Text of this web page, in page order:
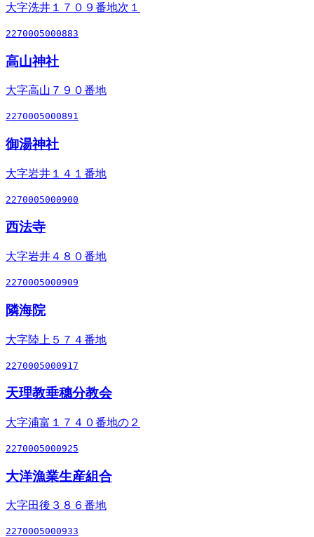
大字洗井１７０９番地次１
2270005000883
高山神社
大字高山７９０番地
2270005000891
御湯神社
大字岩井１４１番地
2270005000900
西法寺
大字岩井４８０番地
2270005000909
隣海院
大字陸上５７４番地
2270005000917
天理教垂穗分教会
大字浦富１７４０番地の２
2270005000925
大洋漁業生産組合
大字田後３８６番地
2270005000933